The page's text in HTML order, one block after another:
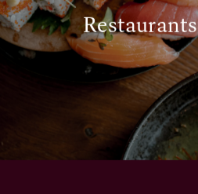
Restaurants